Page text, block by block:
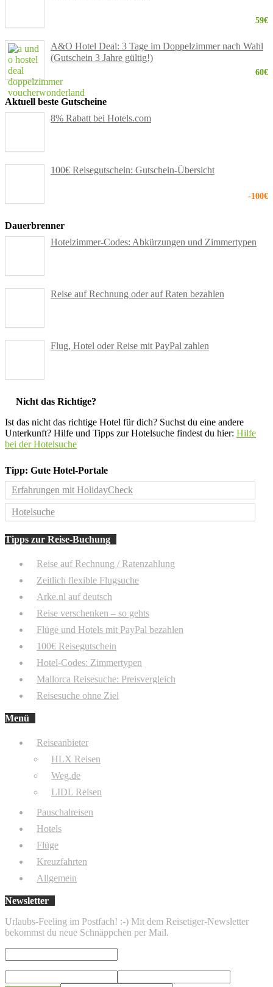
59€
A&O Hotel Deal: 3 Tage im Doppelzimmer nach Wahl
(Gutschein 3 Jahre gültig!)
60€
Aktuell beste Gutscheine
8% Rabatt bei Hotels.com
100€ Reisegutschein: Gutschein-Übersicht
-100€
Dauerbrenner
Hotelzimmer-Codes: Abkürzungen und Zimmertypen
Reise auf Rechnung oder auf Raten bezahlen
Flug, Hotel oder Reise mit PayPal zahlen
Nicht das Richtige?
Ist das nicht das richtige Hotel für dich? Suchst du eine andere
Unterkunft? Hilfe und Tipps zur Hotelsuche findest du hier: Hilfe
bei der Hotelsuche
Tipp: Gute Hotel-Portale
Erfahrungen mit HolidayCheck
Hotelsuche
Tipps zur Reise-Buchung
Reise auf Rechnung / Ratenzahlung
Zeitlich flexible Flugsuche
Arke.nl auf deutsch
Reise verschenken – so gehts
Flüge und Hotels mit PayPal bezahlen
100€ Reisegutschein
Hotel-Codes: Zimmertypen
Mallorca Reisesuche: Preisvergleich
Reisesuche ohne Ziel
Menü
Reiseanbieter
HLX Reisen
Weg.de
LIDL Reisen
Pauschalreisen
Hotels
Flüge
Kreuzfahrten
Allgemein
Newsletter
Urlaubs-Feeling im Postfach! :-) Mit dem Reisetiger-Newsletter
bekommst du neue Schnäppchen per Mail.